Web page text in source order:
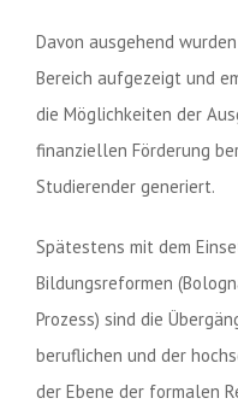
Davon ausgehend
Bereich aufgezeigt und
die Möglichkeiten der
finanziellen Förderung
Studierender generiert.
Spätestens mit dem
Bildungsreformen
Prozess) sind die
beruflichen und der
der Ebene der formalen